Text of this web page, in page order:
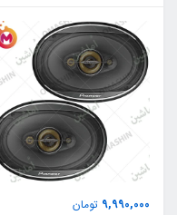
9,990,000 تومان